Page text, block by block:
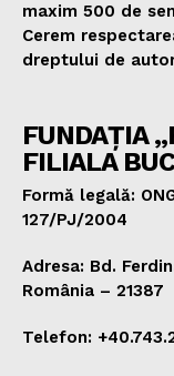
maxim 500 de
Cerem
dreptului de
FUNDAȚIA
FILIALA
Formă legală:
127/PJ/2004
Adresa: Bd.
România – 21387
Telefon: